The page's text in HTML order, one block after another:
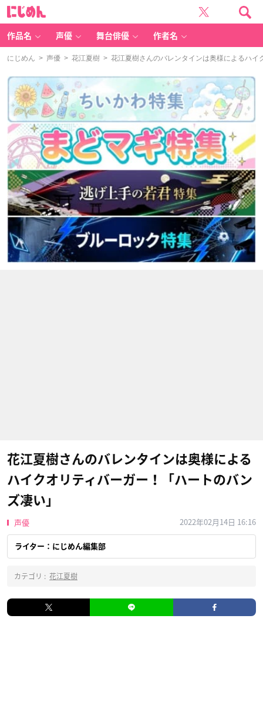
作品名 声優 舞台俳優 作者名
にじめん > 声優 > 花江夏樹 > 花江夏樹さんのバレンタインは奥様によるハイ
花江夏樹さんのバレンタインは奥様による
ハイクオリティバーガー！「ハートのバン
ズ凄い」
声優 2022年02月14日 16:16
ライター：にじめん編集部
カテゴリ : 花江夏樹